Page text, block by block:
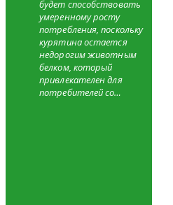
будет способствовать
умеренному росту
потребления, поскольку
курятина остается
недорогим животным
белком, который
привлекателен для
потребителей со…